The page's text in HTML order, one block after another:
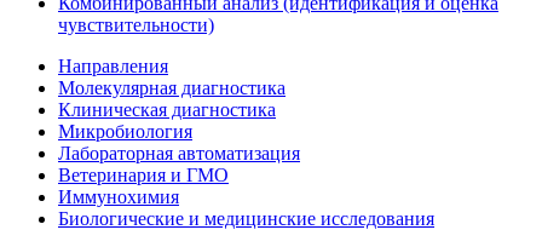
чувствительности)
Направления
Молекулярная диагностика
Клиническая диагностика
Микробиология
Лабораторная автоматизация
Ветеринария и ГМО
Иммунохимия
Биологические и медицинские исследования